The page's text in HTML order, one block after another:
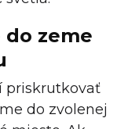
zeme
priskrutkovať
do zvolenej